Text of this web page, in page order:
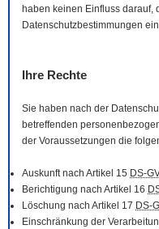
haben keinen Einfluss darauf,
Datenschutzbestimmungen
Ihre Rechte
Sie haben nach der
betreffenden
der Voraussetzungen die
Auskunft nach Artikel 15 DS-
Berichtigung nach Artikel 16
Löschung nach Artikel 17 DS-
Einschränkung der